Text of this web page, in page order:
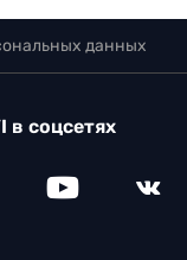
данных
в соцсетях